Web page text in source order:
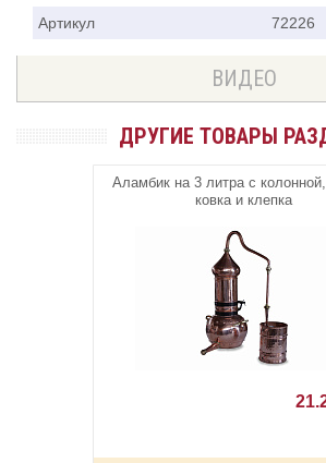
Артикул 72226
ВИДЕО
ДРУГИЕ ТОВАРЫ
Аламбик на 3 литра с
ковка и клепка